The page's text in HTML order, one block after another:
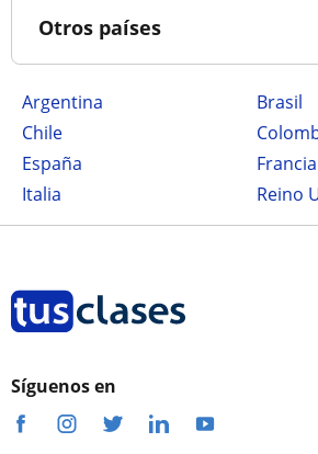
Otros países
Argentina
Brasil
Chile
España
Francia
Italia
Reino
Síguenos en